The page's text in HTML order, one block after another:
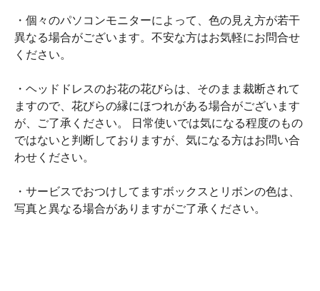
・個々のパソコンモニターによって、色の見え方が若干
異なる場合がございます。不安な方はお気軽にお問合せ
ください。
・ヘッドドレスのお花の花びらは、そのまま裁断されて
ますので、花びらの縁にほつれがある場合がございます
が、ご了承ください。 日常使いでは気になる程度のもの
ではないと判断しておりますが、気になる方はお問い合
わせください。
・サービスでおつけしてますボックスとリボンの色は、
写真と異なる場合がありますがご了承ください。